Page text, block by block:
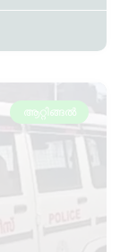
ആറ്റിങ്ങൽ